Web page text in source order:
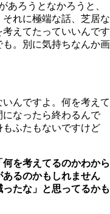
ろうとなかろうと、
れに極端な話、芝居な
えてたっていいんです
。別に気持ちなんか画
んですよ。何を考えて
なったら終わるんで
ふたもないですけど
を考えてるのかわから
るのかもしれません
たな」と思ってるかも